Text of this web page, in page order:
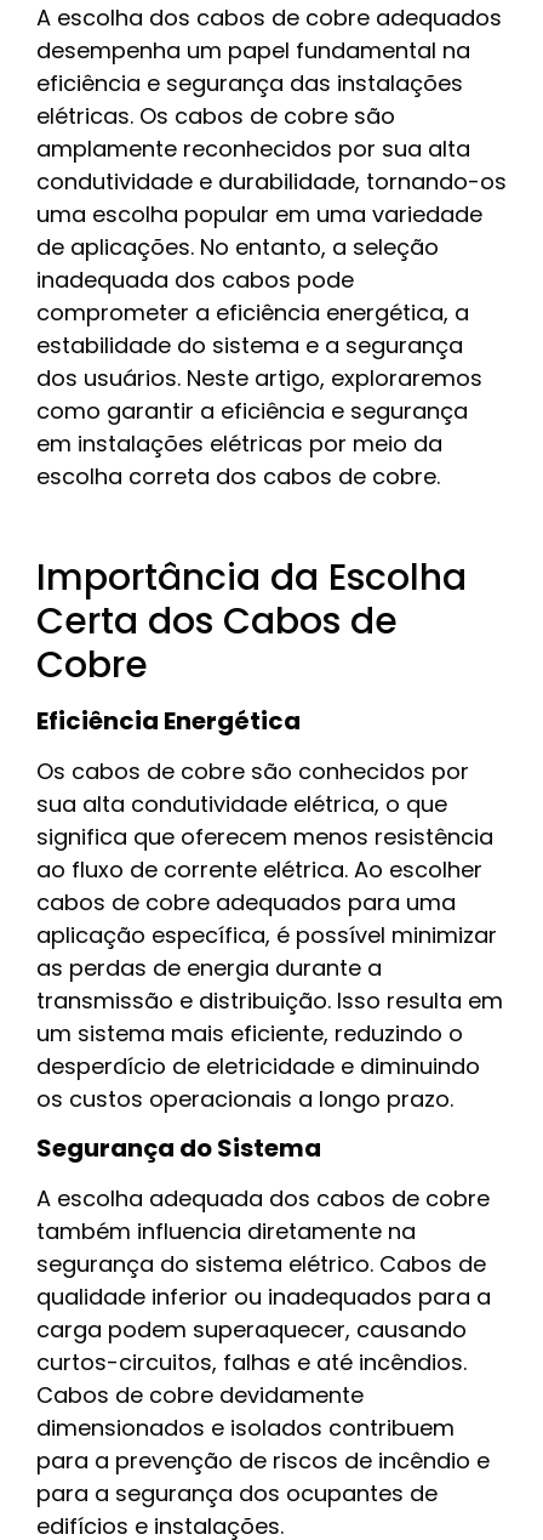
A escolha dos cabos de cobre adequados
desempenha um papel fundamental na
eficiência e segurança das instalações
elétricas. Os cabos de cobre são
amplamente reconhecidos por sua alta
condutividade e durabilidade, tornando-os
uma escolha popular em uma variedade
de aplicações. No entanto, a seleção
inadequada dos cabos pode
comprometer a eficiência energética, a
estabilidade do sistema e a segurança
dos usuários. Neste artigo, exploraremos
como garantir a eficiência e segurança
em instalações elétricas por meio da
escolha correta dos cabos de cobre.
Importância da Escolha
Certa dos Cabos de
Cobre
Eficiência Energética
Os cabos de cobre são conhecidos por
sua alta condutividade elétrica, o que
significa que oferecem menos resistência
ao fluxo de corrente elétrica. Ao escolher
cabos de cobre adequados para uma
aplicação específica, é possível minimizar
as perdas de energia durante a
transmissão e distribuição. Isso resulta em
um sistema mais eficiente, reduzindo o
desperdício de eletricidade e diminuindo
os custos operacionais a longo prazo.
Segurança do Sistema
A escolha adequada dos cabos de cobre
também influencia diretamente na
segurança do sistema elétrico. Cabos de
qualidade inferior ou inadequados para a
carga podem superaquecer, causando
curtos-circuitos, falhas e até incêndios.
Cabos de cobre devidamente
dimensionados e isolados contribuem
para a prevenção de riscos de incêndio e
para a segurança dos ocupantes de
edifícios e instalações.